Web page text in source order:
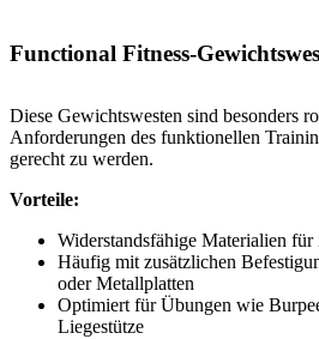
Functional Fitness-
Diese Gewichtswesten sind besonders
Anforderungen des funktionellen
gerecht zu werden.
Vorteile:
Widerstandsfähige Materialien für
Häufig mit zusätzlichen
oder Metallplatten
Optimiert für Übungen wie
Liegestütze